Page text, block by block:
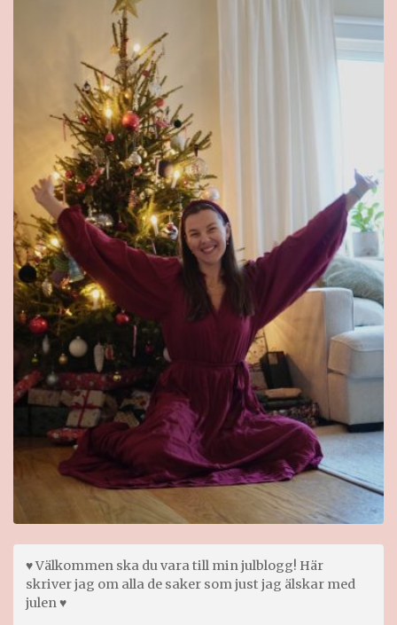
♥ Välkommen ska du vara till min julblogg! Här
skriver jag om alla de saker som just jag älskar med
julen ♥